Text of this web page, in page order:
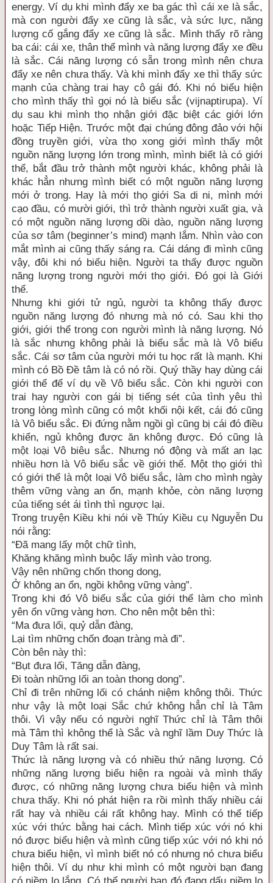
energy. Ví dụ khi mình đẩy xe ba gác thì cái xe là sắc,
mà con người đẩy xe cũng là sắc, và sức lực, năng
lượng cố gắng đẩy xe cũng là sắc. Mình thấy rõ ràng
ba cái: cái xe, thân thể mình và năng lượng đẩy xe đều
là sắc. Cái năng lượng có sẵn trong mình nên chưa
đẩy xe nên chưa thấy. Và khi mình đẩy xe thì thấy sức
mạnh của chàng trai hay cô gái đó. Khi nó biểu hiện
cho mình thấy thì gọi nó là biểu sắc (vijnaptirupa). Ví
dụ sau khi mình thọ nhận giới đặc biệt các giới lớn
hoặc Tiếp Hiện. Trước một đại chúng đông đảo với hội
đồng truyền giới, vừa thọ xong giới mình thấy một
nguồn năng lượng lớn trong mình, mình biết là có giới
thể, bắt đầu trở thành một người khác, không phải là
khác hẳn nhưng mình biết có một nguồn năng lượng
mới ở trong. Hay là mới thọ giới Sa di ni, mình mới
cạo đầu, có mười giới, thì trở thành người xuất gia, và
có một nguồn năng lượng dồi dào, nguồn năng lượng
của sơ tâm (beginner’s mind) mạnh lắm. Nhìn vào con
mắt mình ai cũng thấy sáng ra. Cái dáng đi mình cũng
vậy, đôi khi nó biểu hiện. Người ta thấy được nguồn
năng lượng trong người mới thọ giới. Đó gọi là Giới
thể.
Nhưng khi giới tử ngủ, người ta không thấy được
nguồn năng lượng đó nhưng mà nó có. Sau khi thọ
giới, giới thể trong con người mình là năng lượng. Nó
là sắc nhưng không phải là biểu sắc mà là Vô biểu
sắc. Cái sơ tâm của người mới tu học rất là mạnh. Khi
mình có Bồ Đề tâm là có nó rồi. Quý thầy hay dùng cái
giới thể để ví dụ về Vô biểu sắc. Còn khi người con
trai hay người con gái bị tiếng sét của tình yêu thì
trong lòng mình cũng có một khối nội kết, cái đó cũng
là Vô biểu sắc. Đi đứng nằm ngồi gì cũng bị cái đó điều
khiển, ngủ không được ăn không được. Đó cũng là
một loại Vô biêu sắc. Nhưng nó động và mất an lạc
nhiều hơn là Vô biểu sắc về giới thể. Một thọ giới thì
có giới thể là một loại Vô biểu sắc, làm cho mình ngày
thêm vững vàng an ổn, mạnh khỏe, còn năng lượng
của tiếng sét ái tình thì ngược lại.
Trong truyện Kiều khi nói về Thúy Kiều cụ Nguyễn Du
nói rằng:
“Đã mang lấy một chữ tình,
Khăng khăng mình buộc lấy mình vào trong.
Vậy nên những chốn thong dong,
Ở không an ổn, ngồi không vững vàng”.
Trong khi đó Vô biểu sắc của giới thể làm cho mình
yên ổn vững vàng hơn. Cho nên một bên thì:
“Ma đưa lối, quỷ dẫn đàng,
Lại tìm những chốn đoạn tràng mà đi”.
Còn bên này thì:
“Bụt đưa lối, Tăng dẫn đàng,
Đi toàn những lối an toàn thong dong”.
Chỉ đi trên những lối có chánh niệm không thôi. Thức
như vậy là một loại Sắc chứ không hẳn chỉ là Tâm
thôi. Vì vậy nếu có người nghĩ Thức chỉ là Tâm thôi
mà Tâm thì không thể là Sắc và nghĩ lầm Duy Thức là
Duy Tâm là rất sai.
Thức là năng lượng và có nhiều thứ năng lượng. Có
những năng lượng biểu hiện ra ngoài và mình thấy
được, có những năng lượng chưa biểu hiện và mình
chưa thấy. Khi nó phát hiện ra rồi mình thấy nhiều cái
rất hay và nhiều cái rất không hay. Mình có thể tiếp
xúc với thức bằng hai cách. Mình tiếp xúc với nó khi
nó được biểu hiện và mình cũng tiếp xúc với nó khi nó
chưa biểu hiện, vì mình biết nó có nhưng nó chưa biểu
hiện thôi. Ví dụ như khi mình có một người bạn đang